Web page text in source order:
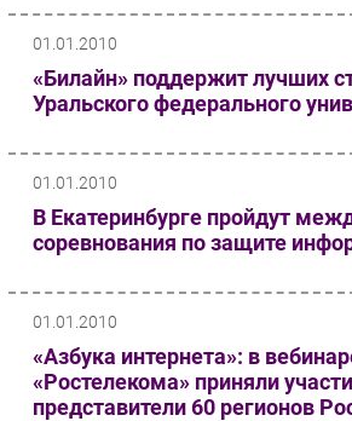
Интервью
Мероприятия
Проекты
Тестовый стенд
Каталог компаний
01.01.2010
«Билайн» поддержит лучших
Уральского федерального
01.01.2010
В Екатеринбурге пройдут
соревнования по защите
01.01.2010
«Азбука интернета»: в
«Ростелекома» приняли
представители 60 регионов